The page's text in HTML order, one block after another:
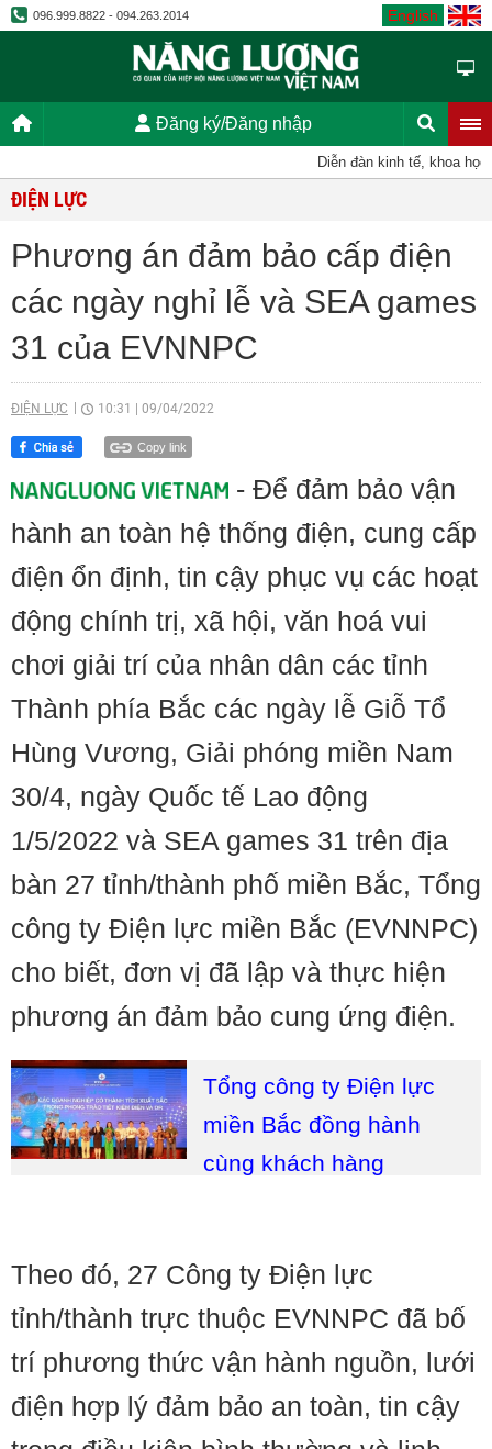
096.999.8822 - 094.263.2014 English
Đăng ký/Đăng nhập
Diễn đàn kinh tế, khoa học,
ĐIỆN LỰC
Phương án đảm bảo cấp điện
các ngày nghỉ lễ và SEA games
31 của EVNNPC
ĐIỆN LỰC 10:31 09/04/2022
Copy link
- Để đảm bảo vận
hành an toàn hệ thống điện, cung cấp
điện ổn định, tin cậy phục vụ các hoạt
động chính trị, xã hội, văn hoá vui
chơi giải trí của nhân dân các tỉnh
Thành phía Bắc các ngày lễ Giỗ Tổ
Hùng Vương, Giải phóng miền Nam
30/4, ngày Quốc tế Lao động
1/5/2022 và SEA games 31 trên địa
bàn 27 tỉnh/thành phố miền Bắc, Tổng
công ty Điện lực miền Bắc (EVNNPC)
cho biết, đơn vị đã lập và thực hiện
phương án đảm bảo cung ứng điện.
Tổng công ty Điện lực
miền Bắc đồng hành
cùng khách hàng
Theo đó, 27 Công ty Điện lực
tỉnh/thành trực thuộc EVNNPC đã bố
trí phương thức vận hành nguồn, lưới
điện hợp lý đảm bảo an toàn, tin cậy